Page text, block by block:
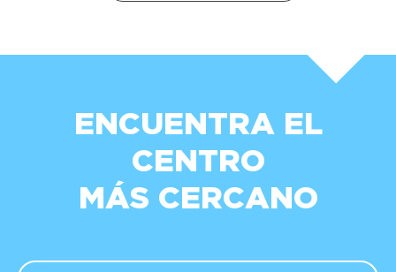
ENCUENTRA EL
CENTRO
MÁS CERCANO